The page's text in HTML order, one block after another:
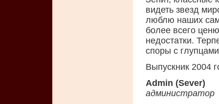
видеть звезд
люблю наших
более всего
недостатки.
споры с
Выпускник 2004
Admin (Sever)
администратор